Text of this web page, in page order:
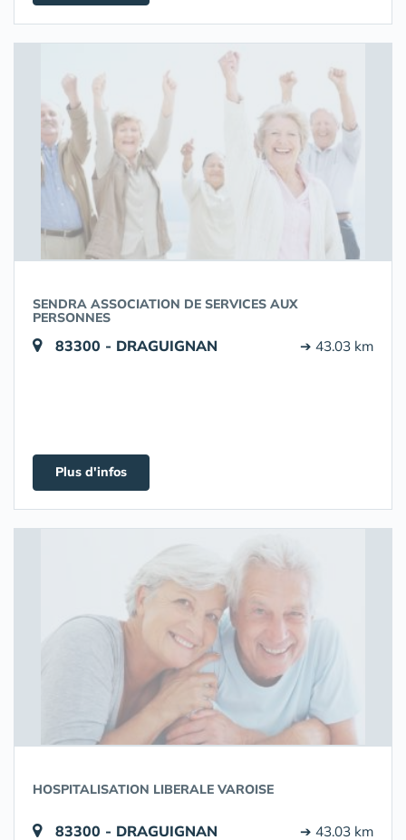
SENDRA ASSOCIATION DE SERVICES AUX
PERSONNES
83300 - DRAGUIGNAN ➔ 43.03 km
Plus d'infos
HOSPITALISATION LIBERALE VAROISE
83300 - DRAGUIGNAN ➔ 43.03 km